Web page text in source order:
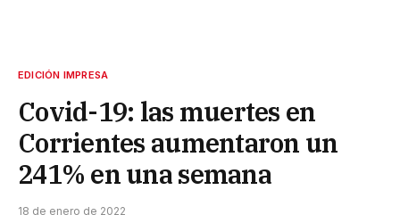
EDICIÓN IMPRESA
Covid-19: las muertes en
Corrientes aumentaron un
241% en una semana
18 de enero de 2022